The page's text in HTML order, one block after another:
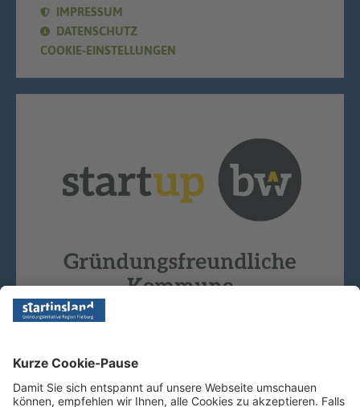
IMPRESSUM
DATENSCHUTZ
COOKIE-EINSTELLUNGEN